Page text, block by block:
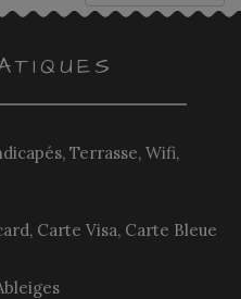
Terrasse, Wifi,
Carte Visa, Carte Bleue